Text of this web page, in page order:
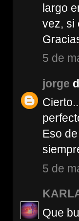
largo
vez, si
5 de
jorge
Eso
5 de
Que